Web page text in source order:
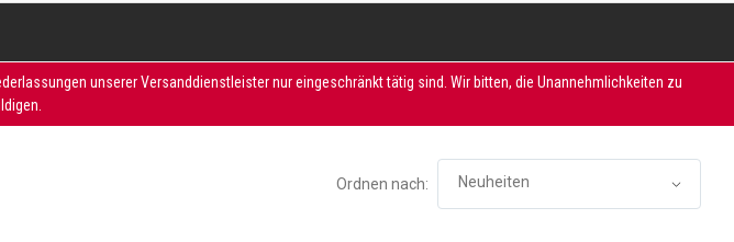
unserer Versanddienstleister nur eingeschränkt tätig sind. Wir bitten, die Unannehmlichkeiten zu
Ordnen nach: